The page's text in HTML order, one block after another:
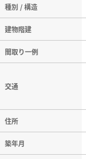
種別 / 構造
建物階建
間取り一例
交通
住所
築年月